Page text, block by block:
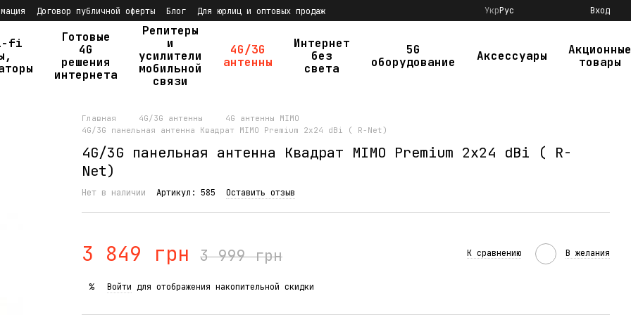
Договор публичной оферты Блог
Для юрлиц и оптовых продаж
УкрРус Вход
fi
Готовые
4G
решения
интернета
Репитеры
и
усилители
мобильной
связи
4G/3G
антенны
Интернет
без
света
5G
оборудование
Аксессуары
Акционные
товары
Главная 4G/3G антенны
4G антенны MIMO
4G/3G панельная антенна Квадрат MIMO Premium 2x24 dBi ( R-Net)
4G/3G панельная антенна Квадрат MIMO Premium 2x24 dBi ( R-
Net)
Нет в наличии Артикул: 585 Оставить отзыв
3 849 грн 3 999 грн К сравнению В желания
% Войти для отображения накопительной скидки